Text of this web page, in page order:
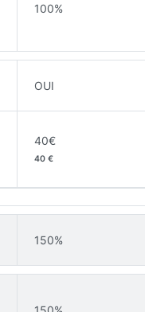
100%
OUI
40€
40 €
150%